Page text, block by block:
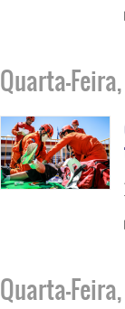
Quarta-
Quarta-